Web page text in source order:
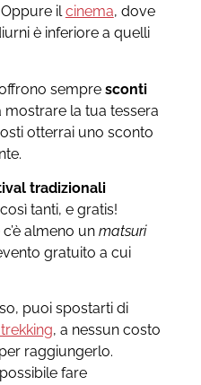
ilcinema, dove
è inferiore a quelli
sempre sconti
mostrare la tua tessera
otterrai uno sconto
tradizionali
tanti, e gratis!
almeno un matsuri
gratuito a cui
puoi spostarti di
, a nessun costo
raggiungerlo.
fare